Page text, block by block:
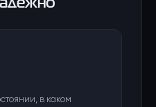
в каком